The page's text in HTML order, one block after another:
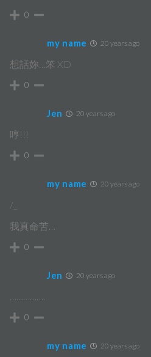
0
my name 20 years ago
想話妳…笨 XD
0
Jen 20 years ago
哼!!!
0
my name 20 years ago
/_
我真命苦…
0
Jen 20 years ago
0
my name 20 years ago